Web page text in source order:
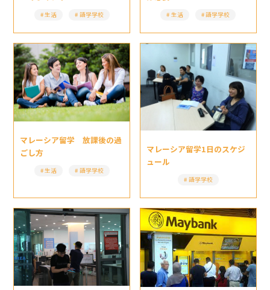
生活 語学学校 生活 語学学校
マレーシア留学 放課後の過
ごし方
生活 語学学校
マレーシア留学1日のスケジ
ュール
語学学校